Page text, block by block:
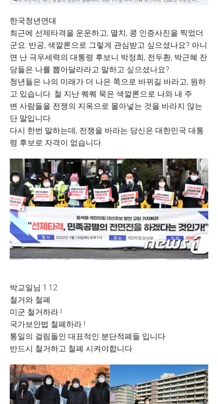
한국청년연대
최근에 선제타격을 운운하고, 멸치, 콩 인증사진을 찍었더
군요. 반공, 색깔론으로 그렇게 관심받고 싶으셨나요? 아니
면 난 극우세력의 대통령 후보니 박정희, 전두환, 박근혜 잔
당들은 나를 뽑아달라라고 말하고 싶으셨나요?
청년들은 나의 미래가 더 나은 쪽으로 바뀌길 바라고, 원하
고 있습니다. 철 지난 퀘퀘 묵은 색깔론으로 나와 내 주
변 사람들을 전쟁의 지옥으로 몰아넣는 것을 바라지 않는
단 말입니다.
다시 한번 말하는데, 전쟁을 바라는 당신은 대한민국 대통
령 후보로 자격이 없습니다.
박교일님 1.12
철거와 철폐
미군 철거하라 !
국가보안법 철폐하라 !
통일의 걸림돌인 대표적인 분단적폐들 입니다
반드시 철거하고 철폐 시켜야합니다